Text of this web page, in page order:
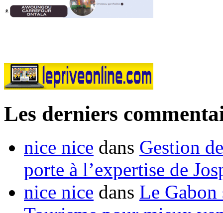
Les derniers
nice nice dans Gestion
porte à l’expertise de
nice nice dans Le Gabon